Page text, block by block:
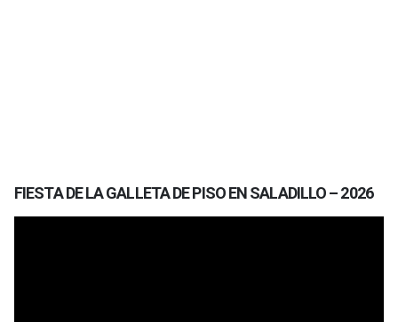
FIESTA DE LA GALLETA DE PISO EN SALADILLO – 2026